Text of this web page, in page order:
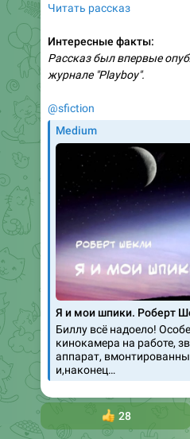
Читать рассказ
Интересные факты:
Рассказ был впервые
журнале "Playboy".
@sfiction
Medium
Я и мои шпики. Роберт
Биллу всё надоело!
кинокамера на работе,
аппарат,
и,наконец…
28